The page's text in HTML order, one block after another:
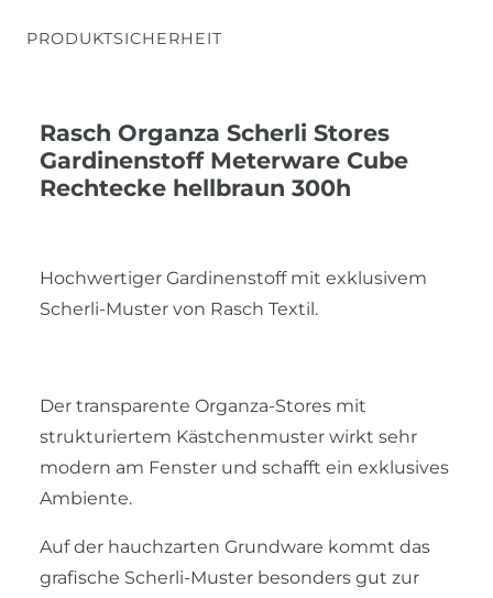
PRODUKTSICHERHEIT
Rasch Organza Scherli Stores
Gardinenstoff Meterware Cube
Rechtecke hellbraun 300h
Hochwertiger Gardinenstoff mit exklusivem
Scherli-Muster von Rasch Textil.
Der transparente Organza-Stores mit
strukturiertem Kästchenmuster wirkt sehr
modern am Fenster und schafft ein exklusives
Ambiente.
Auf der hauchzarten Grundware kommt das
grafische Scherli-Muster besonders gut zur